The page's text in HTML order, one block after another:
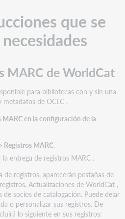
que se
MARC de WorldCat
para bibliotecas con y sin una
de OCLC .
en la configuración de la
Registros MARC.
entrega de registros MARC .
de registros, aparecerán pestañas de
Actualizaciones de WorldCat ,
de socios de catalogación. Puede dejar
o personalizar sus registros. De
lo siguiente en sus registros: